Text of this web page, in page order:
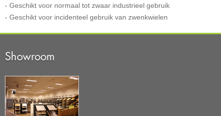
- Geschikt voor normaal tot zwaar industrieel gebruik
- Geschikt voor incidenteel gebruik van zwenkwielen
Showroom